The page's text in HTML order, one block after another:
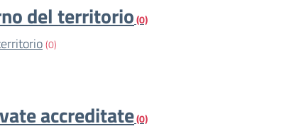
del territorio(0)
(0)
accreditate(0)